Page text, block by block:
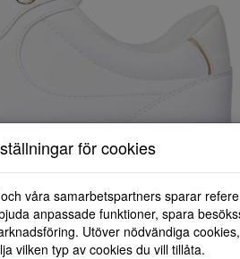
för cookies
våra samarbetspartners sparar
anpassade funktioner, spara
Utöver nödvändiga
vilken typ av cookies du vill tillåta.